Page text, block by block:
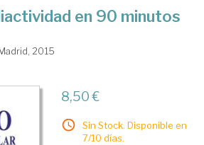
en 90 minutos
2015
8,50 €
Sin Stock. Disponible en
7/10 días.